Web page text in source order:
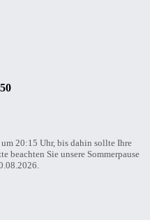
20:15 Uhr, bis dahin sollte Ihre
beachten Sie unsere Sommerpause